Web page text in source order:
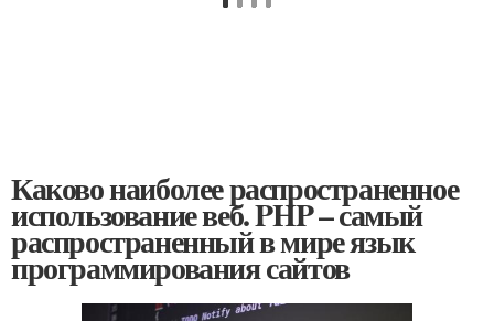
Каково наиболее распространенное
использование веб. PHP – самый
распространенный в мире язык
программирования сайтов